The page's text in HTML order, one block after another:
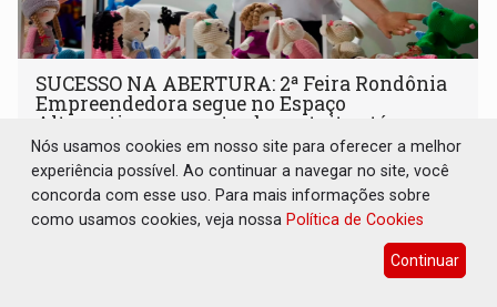
SUCESSO NA ABERTURA: 2ª Feira Rondônia
Empreendedora segue no Espaço
Alternativo com entrada gratuita até
domingo
Comunidade 07 de Agosto de 2026 às 10:40
Programação reúne em um só lugar o melhor da
Nós usamos cookies em nosso site para oferecer a melhor
experiência possível. Ao continuar a navegar no site, você
concorda com esse uso. Para mais informações sobre
como usamos cookies, veja nossa Política de Cookies
Continuar